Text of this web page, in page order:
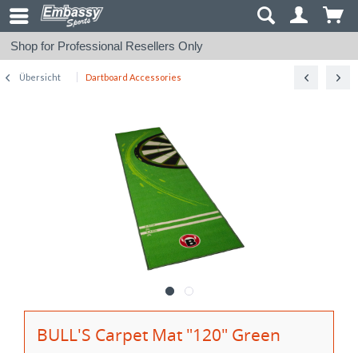
Shop for Professional Resellers Only
Übersicht Dartboard Accessories
BULL'S Carpet Mat "120" Green